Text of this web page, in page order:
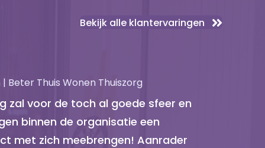
Bekijk alle klantervaringen
Beter Thuis Wonen Thuiszorg
zal voor de toch al goede sfeer en
binnen de organisatie een
met zich meebrengen! Aanrader